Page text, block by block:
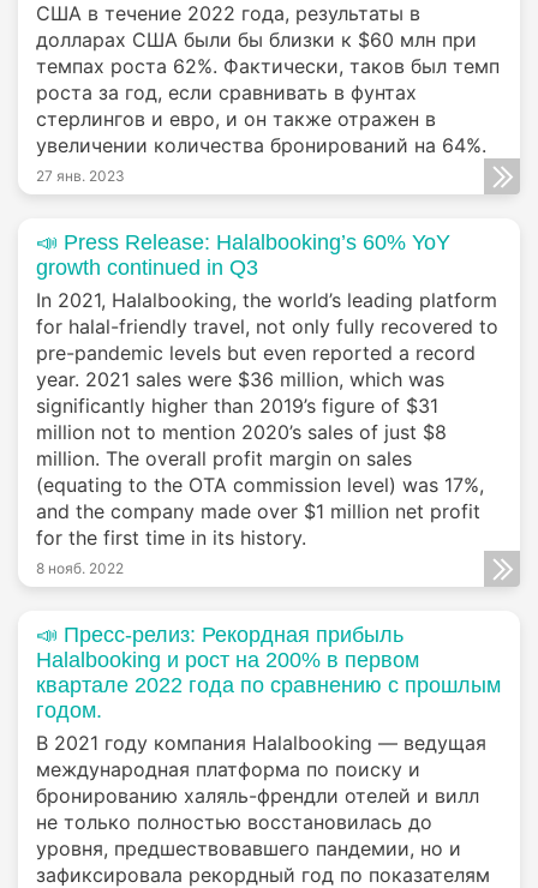
США в течение 2022 года, результаты в
долларах США были бы близки к $60 млн при
темпах роста 62%. Фактически, таков был темп
роста за год, если сравнивать в фунтах
стерлингов и евро, и он также отражен в
увеличении количества бронирований на 64%.
27 янв. 2023
📣 Press Release: Halalbooking’s 60% YoY
growth continued in Q3
In 2021, Halalbooking, the world’s leading platform
for halal-friendly travel, not only fully recovered to
pre-pandemic levels but even reported a record
year. 2021 sales were $36 million, which was
significantly higher than 2019’s figure of $31
million not to mention 2020’s sales of just $8
million. The overall profit margin on sales
(equating to the OTA commission level) was 17%,
and the company made over $1 million net profit
for the first time in its history.
8 нояб. 2022
📣 Пресс-релиз: Рекордная прибыль
Halalbooking и рост на 200% в первом
квартале 2022 года по сравнению с прошлым
годом.
В 2021 году компания Halalbooking — ведущая
международная платформа по поиску и
бронированию халяль-френдли отелей и вилл
не только полностью восстановилась до
уровня, предшествовавшего пандемии, но и
зафиксировала рекордный год по показателям